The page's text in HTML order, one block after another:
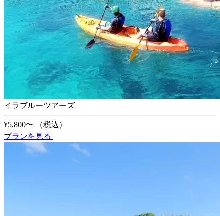
イラブルーツアーズ
¥5,800〜
（税込）
プランを見る